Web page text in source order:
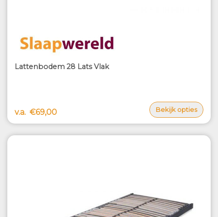
Lattenbodem 28 Lats Vlak
v.a. €69,00 Bekijk opties